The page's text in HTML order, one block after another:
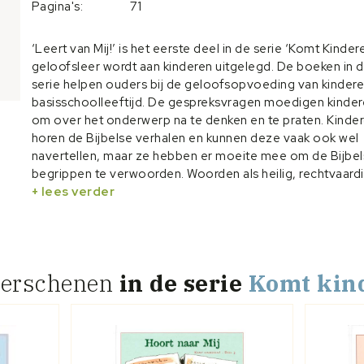
Pagina's:
71
‘Leert van Mij!’ is het eerste deel in de serie ‘Komt
geloofsleer wordt aan kinderen uitgelegd. De boeken in
serie helpen ouders bij de geloofsopvoeding van
basisschoolleeftijd. De gespreksvragen moedigen
om over het onderwerp na te denken en te praten.
horen de Bijbelse verhalen en kunnen deze vaak ook wel
navertellen, maar ze hebben er moeite mee om de
begrippen te verwoorden. Woorden als heilig,
genade en wedergeboorte zijn voor hen moeilijk te
+ lees verder
in de serie Komt